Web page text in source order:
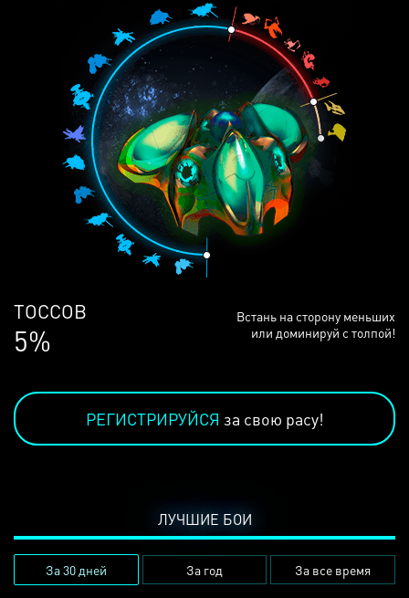
ЛЮДЕЙ
68%
Встань на сторону меньших
или доминируй с толпой!
РЕГИСТРИРУЙСЯ за свою расу!
ЛУЧШИЕ БОИ
За 30 дней За год За все время